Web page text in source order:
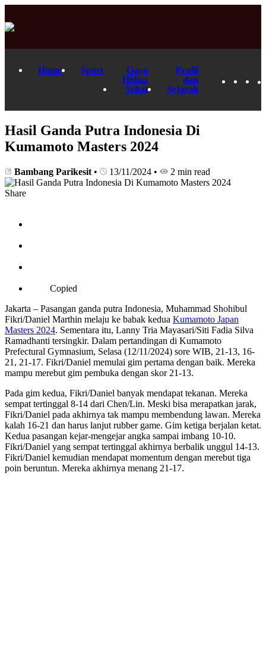
Home Sport
Gaya
Hidup
Sehat
Profil
dan
Sejarah
Hasil Ganda Putra Indonesia Di
Kumamoto Masters 2024
Bambang Parikesit • 13/11/2024 • 2 min read
Share
Copied
Jakarta – Pasangan ganda putra Indonesia, Muhammad Shohibul
Fikri/Daniel Marthin melaju ke babak kedua Kumamoto Japan
Masters 2024. Sementara itu, Lanny Tria Mayasari/Siti Fadia Silva
Ramadhanti tersingkir. Dalam pertandingan di Kumamoto
Prefectural Gymnasium, Selasa (12/11/2024) sore WIB, 21-13, 16-
21, 21-17. Fikri/Daniel memulai gim pertama dengan baik. Mereka
mampu merebut gim pembuka dengan skor 21-13.
Pada gim kedua, Fikri/Daniel banyak mendapat tekanan. Mereka
sempat tertinggal 8-14 dari Chen/Lin. Meski bisa merapatkan jarak,
Fikri/Daniel pada akhirnya tak mampu membendung lawan. Mereka
kalah 16-21 dan harus lanjut rubber game. Gim ketiga berjalan ketat.
Kedua pasangan kejar-mengejar angka sampai imbang 10-10.
Fikri/Daniel yang sempat tertinggal akhirnya berbalik unggul 14-13.
Fikri/Daniel kemudian mendapat momentum dengan merebut tiga
poin beruntun. Mereka akhirnya menang 21-17.